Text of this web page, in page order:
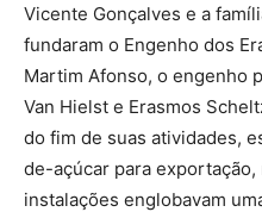
Vicente Gonçalves e a
fundaram o Engenho dos
Martim Afonso, o engenho
Van Hielst e Erasmos
do fim de suas atividades,
de-açúcar para
instalações englobavam